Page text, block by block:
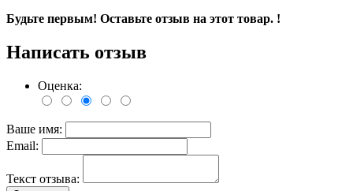
Будьте первым! Оставьте отзыв на этот товар. !
Написать отзыв
Оценка:
Ваше имя:
Email:
Текст отзыва: